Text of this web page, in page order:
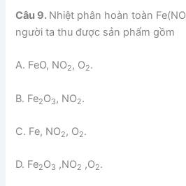
Câu 9. Nhiệt phân hoàn toàn Fe(NO
người ta thu được sản phẩm gồm
A. FeO, NO2, O2.
B. Fe2O3, NO2.
C. Fe, NO2, O2.
D. Fe2O3 ,NO2 ,O2.